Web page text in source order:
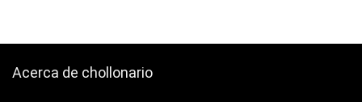
Acerca de chollonario